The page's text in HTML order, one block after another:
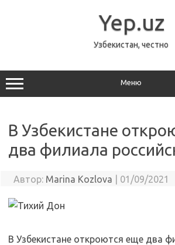
Yep.uz
Узбекистан, честно
Меню
В Узбекистане
два филиала
Автор: Marina Kozlova 01/09/2021
В Узбекистане откроются еще два